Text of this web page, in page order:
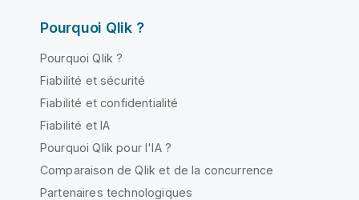
Pourquoi Qlik ?
Pourquoi Qlik ?
Fiabilité et sécurité
Fiabilité et confidentialité
Fiabilité et IA
Pourquoi Qlik pour l'IA ?
Comparaison de Qlik et de la concurrence
Partenaires technologiques